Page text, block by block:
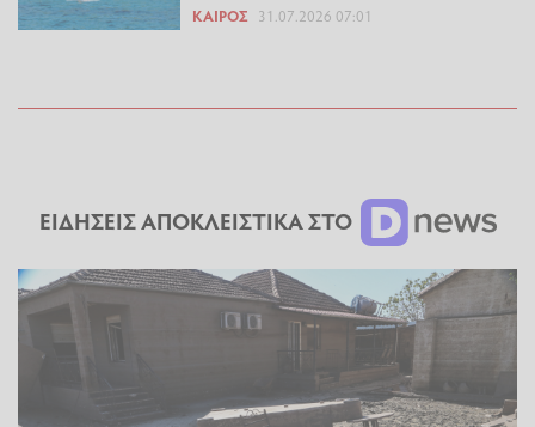
ΚΑΙΡΌΣ 31.07.2026 07:01
ΕΙΔΗΣΕΙΣ ΑΠΟΚΛΕΙΣΤΙΚΑ ΣΤΟ